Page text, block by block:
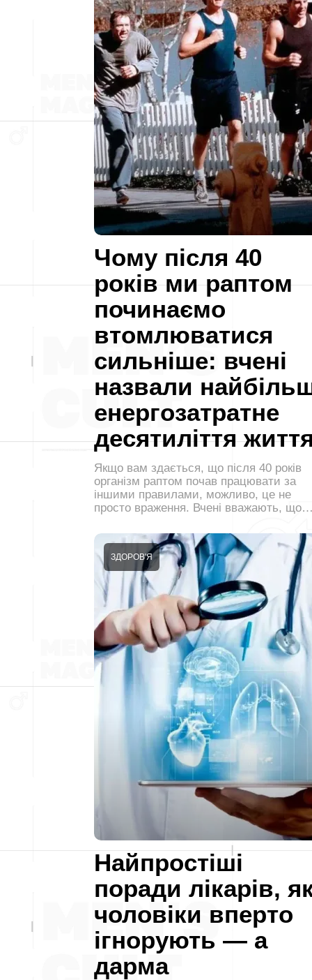
Чому після 40
років ми раптом
починаємо
втомлюватися
сильніше: вчені
назвали
енергозатратне
десятиліття
Якщо вам здається, що після 40 років
організм раптом почав працювати за
іншими правилами, можливо, це не
просто враження. Вчені вважають,
Найпростіші
поради лікарів,
чоловіки вперто
ігнорують — а
дарма
ЗДОРОВ'Я